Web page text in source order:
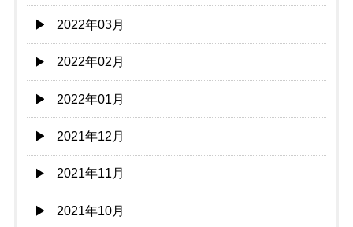
2022年03月
2022年02月
2022年01月
2021年12月
2021年11月
2021年10月